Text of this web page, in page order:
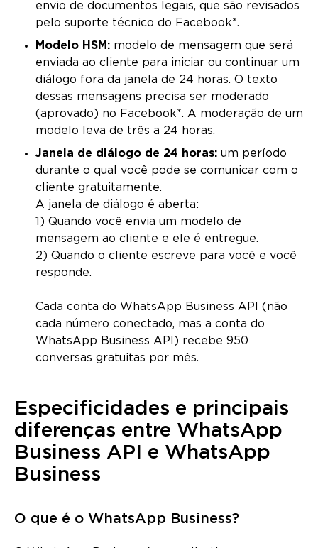
envio de documentos legais, que são revisados ​​
pelo suporte técnico do Facebook*.
Modelo HSM: modelo de mensagem que será
enviada ao cliente para iniciar ou continuar um
diálogo fora da janela de 24 horas. O texto
dessas mensagens precisa ser moderado
(aprovado) no Facebook*. A moderação de um
modelo leva de três a 24 horas.
Janela de diálogo de 24 horas: um período
durante o qual você pode se comunicar com o
cliente gratuitamente.
A janela de diálogo é aberta:
1) Quando você envia um modelo de
mensagem ao cliente e ele é entregue.
2) Quando o cliente escreve para você e você
responde.
Cada conta do WhatsApp Business API (não
cada número conectado, mas a conta do
WhatsApp Business API) recebe 950
conversas gratuitas por mês.
Especificidades e principais
diferenças entre WhatsApp
Business API e WhatsApp
Business
O que é o WhatsApp Business?